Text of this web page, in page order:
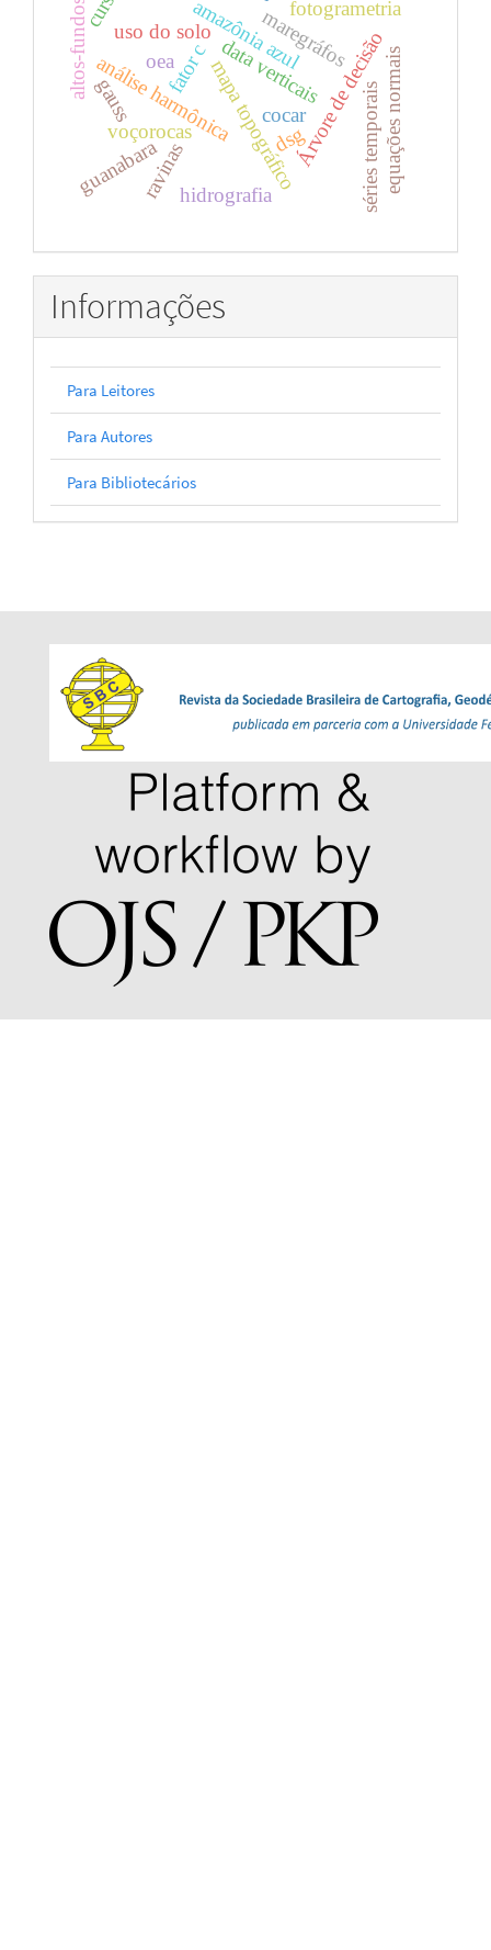
data verticais
amazônia azul
voçorocas
ravinas
uso do solo Árvore de decisão
mapa topográfico
análise harmônica séries temporais
maregráfos
hidrografia
altos-fundos fotogrametria
cocar
dsg
fator c
gauss equações normais
oea
guanabara
Informações
Para Leitores
Para Autores
Para Bibliotecários